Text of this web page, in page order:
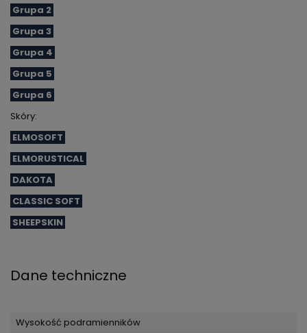
Grupa 2
Grupa 3
Grupa 4
Grupa 5
Grupa 6
Skóry:
ELMOSOFT
ELMORUSTICAL
DAKOTA
CLASSIC SOFT
SHEEPSKIN
Dane techniczne
Wysokość podramienników